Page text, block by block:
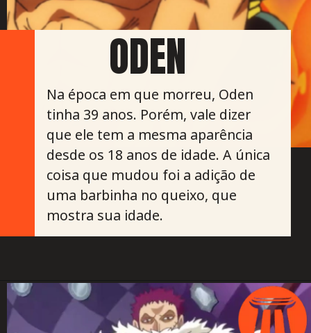
ODEN
Na época em que morreu, Oden
tinha 39 anos. Porém, vale dizer
que ele tem a mesma aparência
desde os 18 anos de idade. A única
coisa que mudou foi a adição de
uma barbinha no queixo, que
mostra sua idade.